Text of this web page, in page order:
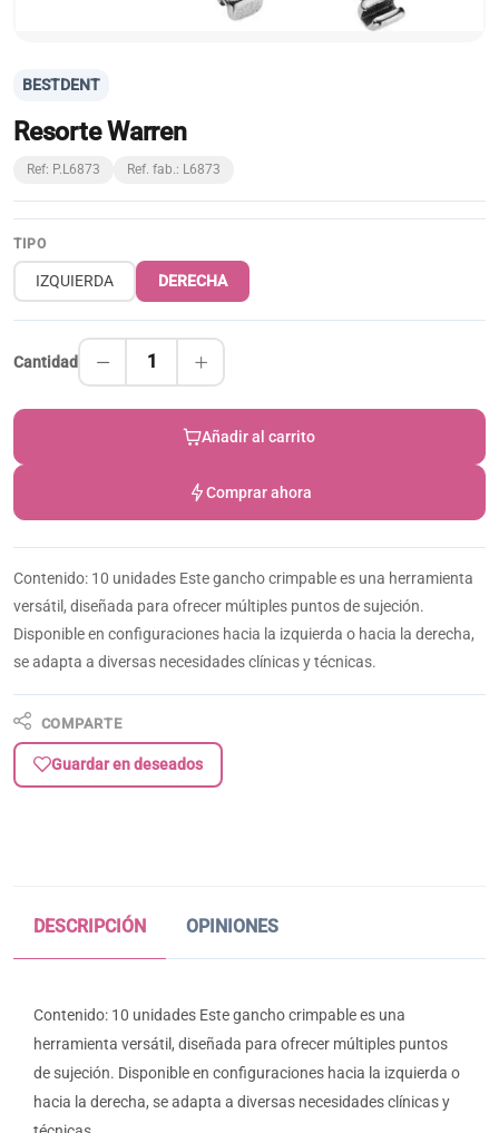
BESTDENT
Resorte Warren
Ref: P.L6873 Ref. fab.: L6873
TIPO
IZQUIERDA DERECHA
Cantidad 1
Añadir al carrito
Comprar ahora
Contenido: 10 unidades Este gancho crimpable es una herramienta
versátil, diseñada para ofrecer múltiples puntos de sujeción.
Disponible en configuraciones hacia la izquierda o hacia la derecha,
se adapta a diversas necesidades clínicas y técnicas.
COMPARTE
Guardar en deseados
DESCRIPCIÓN OPINIONES
Contenido: 10 unidades Este gancho crimpable es una
herramienta versátil, diseñada para ofrecer múltiples puntos
de sujeción. Disponible en configuraciones hacia la izquierda o
hacia la derecha, se adapta a diversas necesidades clínicas y